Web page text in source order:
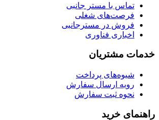
تماس با مستر جانبی
فرصت‌های شغلی
فروش در مسترجانبی
اخباری فناوری
خدمات مشتریان
شیوه‌های پرداخت
رویه ارسال سفارش
نحوه ثبت سفارش
راهنمای خرید